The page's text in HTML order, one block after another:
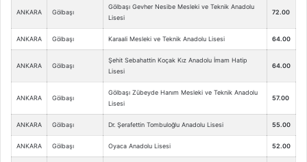
ANKARA Gölbaşı
Gölbaşı Gevher Nesibe Mesleki ve Teknik Anadolu
Lisesi
72.00
ANKARA Gölbaşı Karaali Mesleki ve Teknik Anadolu Lisesi 64.00
ANKARA Gölbaşı
Şehit Sebahattin Koçak Kız Anadolu İmam Hatip
Lisesi
64.00
ANKARA Gölbaşı
Gölbaşı Zübeyde Hanım Mesleki ve Teknik Anadolu
Lisesi
57.00
ANKARA Gölbaşı Dr. Şerafettin Tombuloğlu Anadolu Lisesi 55.00
ANKARA Gölbaşı Oyaca Anadolu Lisesi 52.00